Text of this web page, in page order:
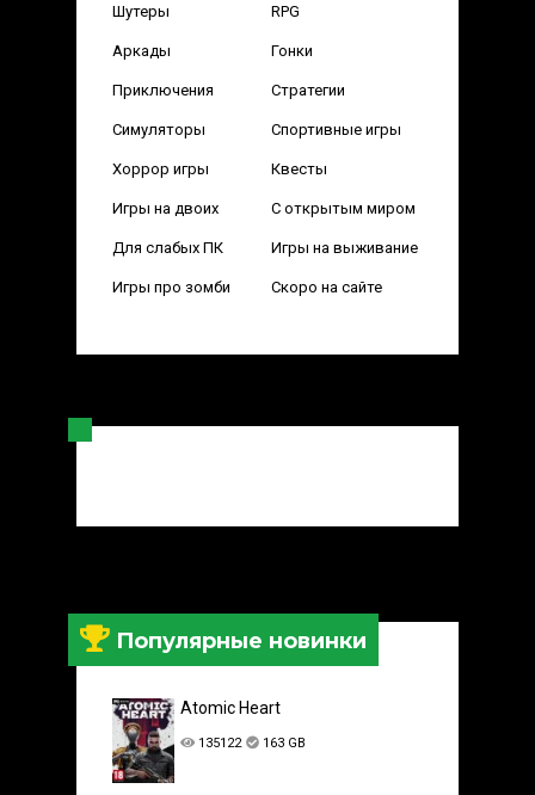
Шутеры RPG
Аркады Гонки
Приключения Стратегии
Симуляторы Спортивные игры
Хоррор игры Квесты
Игры на двоих С открытым миром
Для слабых ПК Игры на выживание
Игры про зомби Скоро на сайте
Популярные новинки
Atomic Heart
135122 163 GB